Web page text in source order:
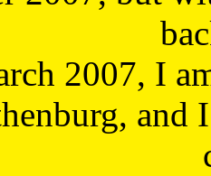
2007, I
and